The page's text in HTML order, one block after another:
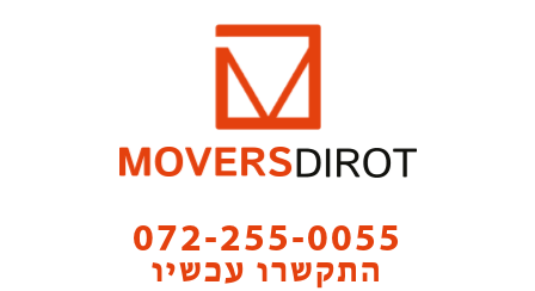
072-255-0055
התקשרו עכשיו